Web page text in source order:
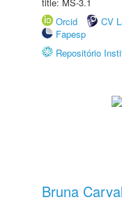
Orcid
CV
Fapesp
Repositório
Bruna